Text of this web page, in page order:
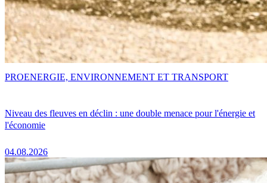
Niveau des fleuves en déclin : une double menace pour l'énergie et
l'économie
04.08.2026
PROENERGIE, ENVIRONNEMENT ET TRANSPORT